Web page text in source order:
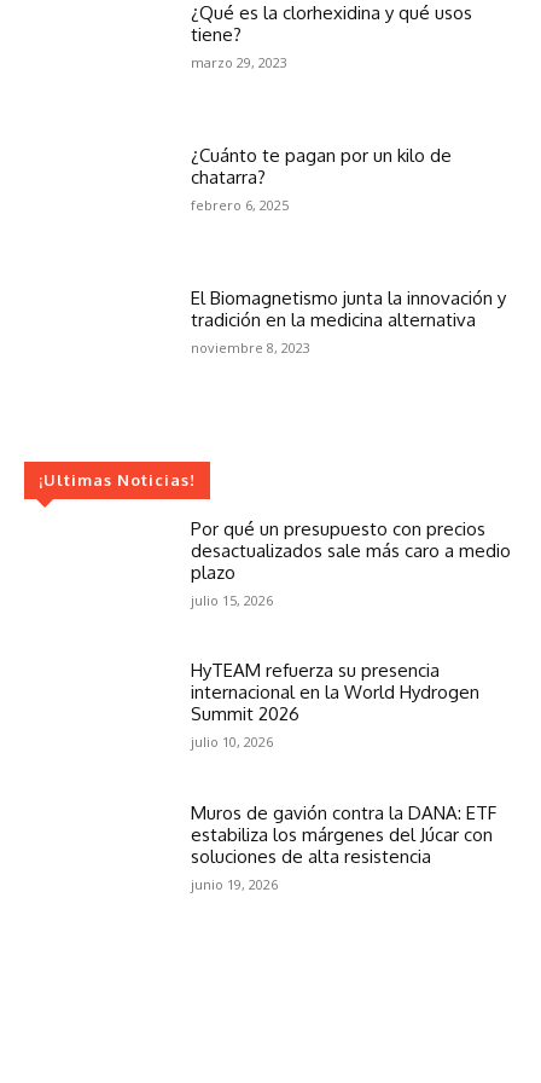
¿Qué es la clorhexidina y qué usos
tiene?
marzo 29, 2023
¿Cuánto te pagan por un kilo de
chatarra?
febrero 6, 2025
El Biomagnetismo junta la innovación y
tradición en la medicina alternativa
noviembre 8, 2023
¡Ultimas Noticias!
Por qué un presupuesto con precios
desactualizados sale más caro a medio
plazo
julio 15, 2026
HyTEAM refuerza su presencia
internacional en la World Hydrogen
Summit 2026
julio 10, 2026
Muros de gavión contra la DANA: ETF
estabiliza los márgenes del Júcar con
soluciones de alta resistencia
junio 19, 2026